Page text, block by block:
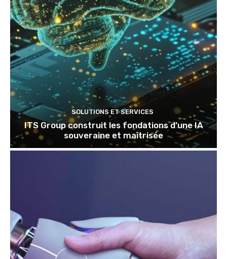
SOLUTIONS ET SERVICES
ITS Group construit les fondations d’une IA
souveraine et maîtrisée